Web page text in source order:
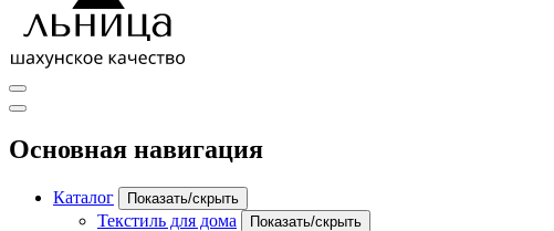
Основная навигация
Каталог Показать/скрыть
Текстиль для дома Показать/скрыть